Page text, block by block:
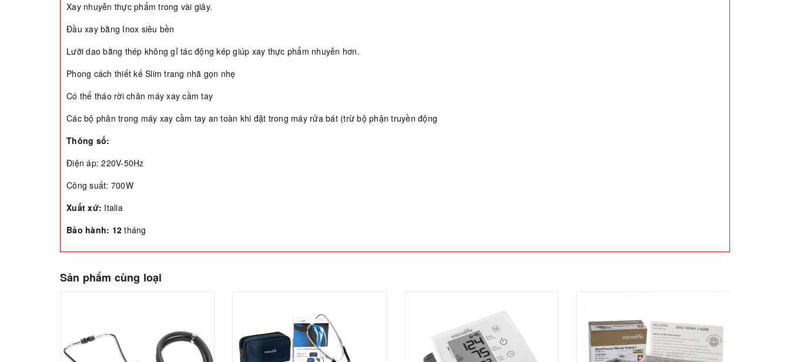
Xay nhuyễn thực phẩm trong vài giây.
Đầu xay bằng Inox siêu bền
Lưỡi dao bằng thép không gỉ tác động kép giúp xay thực phẩm nhuyễn hơn.
Phong cách thiết kế Slim trang nhã gọn nhẹ
Có thể tháo rời chân máy xay cầm tay
Các bộ phân trong máy xay cầm tay an toàn khi đặt trong máy rửa bát (trừ bộ phận truyền động
Thông số:
Điện áp: 220V-50Hz
Công suất: 700W
Xuất xứ: Italia
Bảo hành: 12tháng
Sản phẩm cùng loại